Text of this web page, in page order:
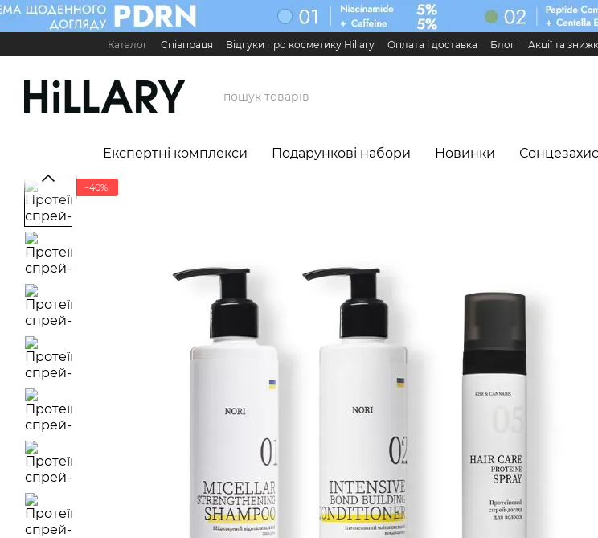
Перейти до основного контенту
Каталог Співпраця Відгуки про косметику Hillary Оплата і доставка Блог Акції та
Карʼєра в Hillary
Контактна інформація Обмін та повернення Публічна оферта Еко
Експертні комплекси Подарункові набори Новинки
−40%